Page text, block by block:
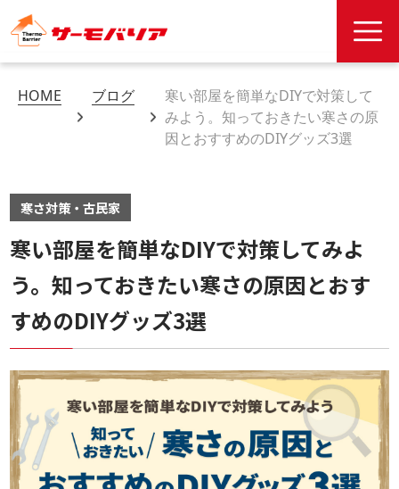
HOME ブログ
寒い部屋を簡単なDIYで対策して
みよう。知っておきたい寒さの原
因とおすすめのDIYグッズ3選
寒さ対策・古民家
寒い部屋を簡単なDIYで対策してみよ
う。知っておきたい寒さの原因とおす
すめのDIYグッズ3選